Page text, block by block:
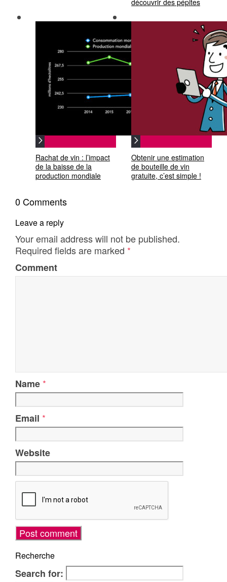
découvrir des pépites
Rachat de vin : l’impact
de la baisse de la
production mondiale
Obtenir une estimation
de bouteille de vin
gratuite, c’est simple !
0 Comments
Leave a reply
Your email address will not be published.
Required fields are marked *
Comment
Name *
Email *
Website
Recherche
Search for: